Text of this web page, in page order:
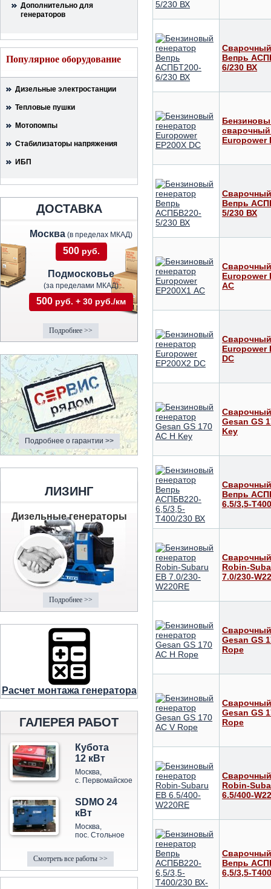
Дополнительно для
генераторов
Популярное оборудование
Дизельные электростанции
Тепловые пушки
Мотопомпы
Стабилизаторы напряжения
ИБП
ДОСТАВКА
Москва (в пределах МКАД)
500 руб.
Подмосковье
(за пределами МКАД)
500 руб. + 30 руб./км
Подробнее >>
Подробнее о гарантии >>
ЛИЗИНГ
Дизельные генераторы
Подробнее >>
Расчет монтажа генератора
ГАЛЕРЕЯ РАБОТ
Кубота
12 кВт
Москва,
с. Первомайское
SDMO 24
кВт
Москва,
пос. Стольное
Смотреть все работы >>
Сварочный
Вепрь
6/230 ВХ
сварочный
Europower
Сварочный
Вепрь
5/230 ВХ
Сварочный
Europower
АС
Сварочный
Europower
DС
Сварочный
Gesan GS
Key
Сварочный
Вепрь
6,5/3,5-
Сварочный
Robin-
7.0/230-
Сварочный
Gesan GS
Rope
Сварочный
Gesan GS
Rope
Сварочный
Robin-
6.5/400-
Сварочный
Вепрь
6,5/3,5-